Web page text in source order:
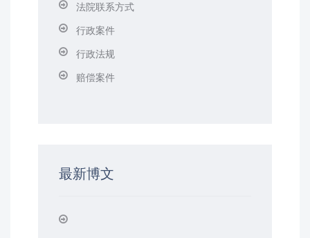
法院联系方式
行政案件
行政法规
赔偿案件
最新博文